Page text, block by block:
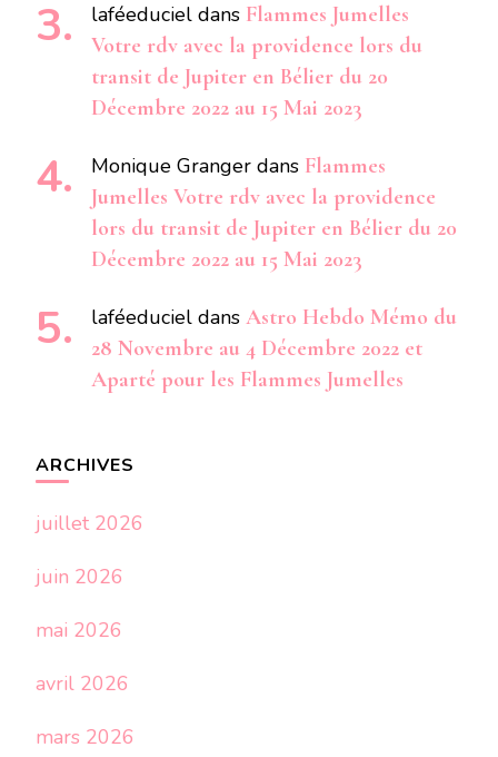
laféeduciel dans Flammes Jumelles
Votre rdv avec la providence lors du
transit de Jupiter en Bélier du 20
Décembre 2022 au 15 Mai 2023
Monique Granger dans Flammes
Jumelles Votre rdv avec la providence
lors du transit de Jupiter en Bélier du 20
Décembre 2022 au 15 Mai 2023
laféeduciel dans Astro Hebdo Mémo du
28 Novembre au 4 Décembre 2022 et
Aparté pour les Flammes Jumelles
ARCHIVES
juillet 2026
juin 2026
mai 2026
avril 2026
mars 2026